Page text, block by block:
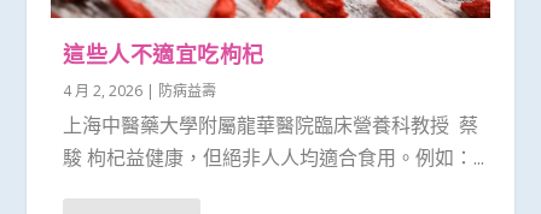
這些人不適宜吃枸杞
4 月 2, 2026 | 防病益壽
上海中醫藥大學附屬龍華醫院臨床營養科教授 蔡
駿 枸杞益健康，但絕非人人均適合食用。例如：...